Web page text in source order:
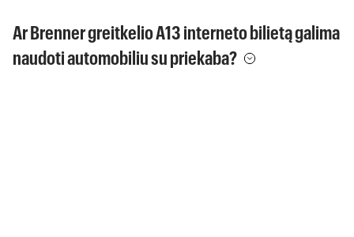
Ar Brenner greitkelio A13 interneto bilietą galima
naudoti automobiliu su priekaba?